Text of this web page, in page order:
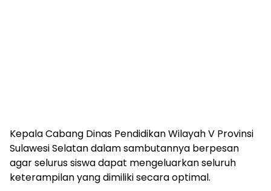
Kepala Cabang Dinas Pendidikan Wilayah V Provinsi
Sulawesi Selatan dalam sambutannya berpesan
agar selurus siswa dapat mengeluarkan seluruh
keterampilan yang dimiliki secara optimal.